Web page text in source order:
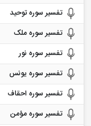
تفسیر سوره توحید
تفسیر سوره ملک
تفسیر سوره نور
تفسیر سوره یونس
تفسیر سوره احقاف
تفسیر سوره مؤمن